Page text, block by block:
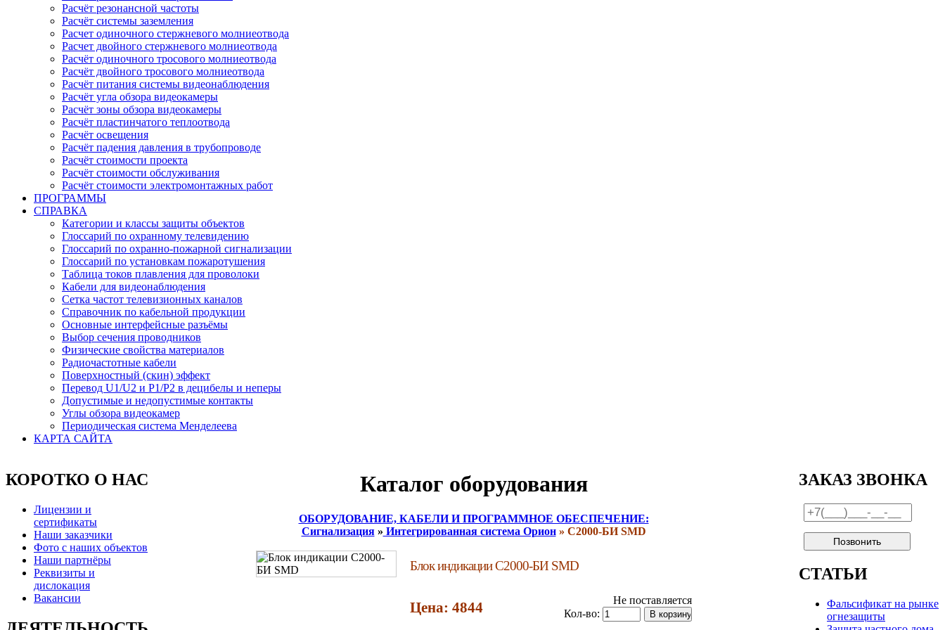
Расчёт резонансной частоты
Расчёт системы заземления
Расчет одиночного стержневого молниеотвода
Расчет двойного стержневого молниеотвода
Расчёт одиночного тросового молниеотвода
Расчёт двойного тросового молниеотвода
Расчёт питания системы видеонаблюдения
Расчёт угла обзора видеокамеры
Расчёт зоны обзора видеокамеры
Расчёт пластинчатого теплоотвода
Расчёт освещения
Расчёт падения давления в трубопроводе
Расчёт стоимости проекта
Расчёт стоимости обслуживания
Расчёт стоимости электромонтажных работ
ПРОГРАММЫ
СПРАВКА
Категории и классы защиты объектов
Глоссарий по охранному телевидению
Глоссарий по охранно-пожарной сигнализации
Глоссарий по установкам пожаротушения
Таблица токов плавления для проволоки
Кабели для видеонаблюдения
Сетка частот телевизионных каналов
Справочник по кабельной продукции
Основные интерфейсные разъёмы
Выбор сечения проводников
Физические свойства материалов
Радиочастотные кабели
Поверхностный (скин) эффект
Перевод U1/U2 и P1/P2 в децибелы и неперы
Допустимые и недопустимые контакты
Углы обзора видеокамер
Периодическая система Менделеева
КАРТА САЙТА
КОРОТКО О НАС
Лицензии и
сертификаты
Наши заказчики
Фото с наших объектов
Наши партнёры
Реквизиты и
дислокация
Вакансии
Каталог оборудования
ОБОРУДОВАНИЕ, КАБЕЛИ И ПРОГРАММНОЕ ОБЕСПЕЧЕНИЕ:
Сигнализация» Интегрированная система Орион » С2000-БИ SMD
Блок индикации С2000-БИ SMD
Цена: 4844
Не поставляется
Кол-во:
ЗАКАЗ ЗВОНКА
СТАТЬИ
Фальсификат на рынке
огнезащиты